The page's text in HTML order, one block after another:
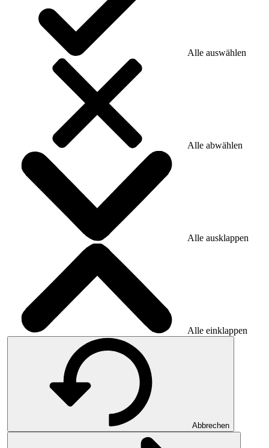
Alle auswählen
Alle abwählen
Alle ausklappen
Alle einklappen
Abbrechen